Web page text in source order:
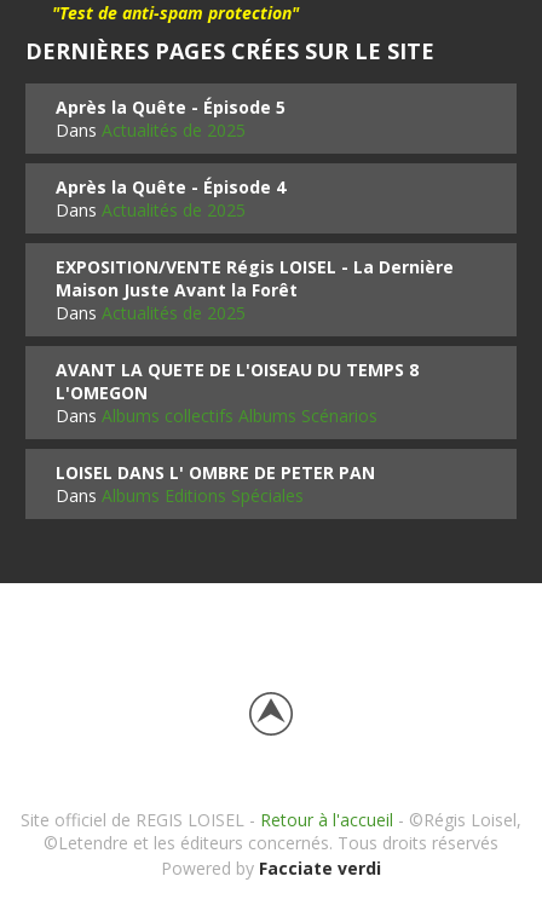
"Test de anti-spam protection"
DERNIÈRES PAGES CRÉES SUR LE SITE
Après la Quête - Épisode 5
DansActualités de 2025
Après la Quête - Épisode 4
DansActualités de 2025
EXPOSITION/VENTE Régis LOISEL - La Dernière
Maison Juste Avant la Forêt
DansActualités de 2025
AVANT LA QUETE DE L'OISEAU DU TEMPS 8
L'OMEGON
DansAlbums collectifs Albums Scénarios
LOISEL DANS L' OMBRE DE PETER PAN
DansAlbums Editions Spéciales
Site officiel de REGIS LOISEL - Retour à l'accueil - ©Régis Loisel,
©Letendre et les éditeurs concernés. Tous droits réservés
Powered by Facciate verdi